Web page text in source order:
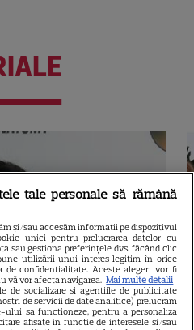
tale personale să rămână
și/sau accesăm informații pe dispozitivul
unici pentru prelucrarea datelor cu
sau gestiona preferințele dvs. făcând clic
utilizării unui interes legitim în orice
confidențialitate. Aceste alegeri vor fi
vă vor afecta navigarea. Mai multe detalii
de socializare si agentiile de publicitate
de servicii de date analitice) prelucram
sa functioneze, pentru a personaliza
afisate in functie de interesele si/sau